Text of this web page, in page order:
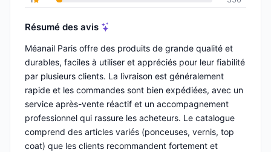
Résumé des avis
Méanail Paris offre des produits de grande qualité et
durables, faciles à utiliser et appréciés pour leur fiabilité
par plusieurs clients. La livraison est généralement
rapide et les commandes sont bien expédiées, avec un
service après-vente réactif et un accompagnement
professionnel qui rassure les acheteurs. Le catalogue
comprend des articles variés (ponceuses, vernis, top
coat) que les clients recommandent fortement et